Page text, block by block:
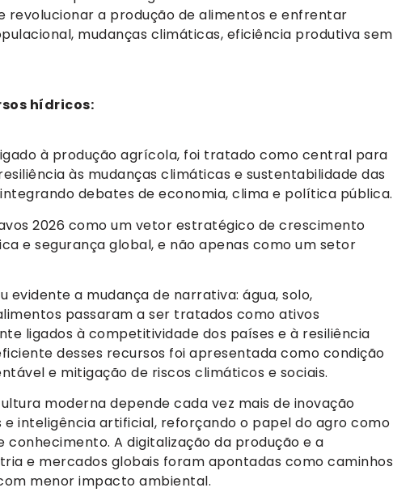
a produção de alimentos e enfrentar
mudanças climáticas, eficiência produtiva sem
hídricos:
à produção agrícola, foi tratado como central para
às mudanças climáticas e sustentabilidade das
debates de economia, clima e política pública.
2026 como um vetor estratégico de crescimento
e segurança global, e não apenas como um setor
evidente a mudança de narrativa: água, solo,
passaram a ser tratados como ativos
ligados à competitividade dos países e à resiliência
desses recursos foi apresentada como condição
e mitigação de riscos climáticos e sociais.
moderna depende cada vez mais de inovação
e inteligência artificial, reforçando o papel do agro como
A digitalização da produção e a
e mercados globais foram apontadas como caminhos
menor impacto ambiental.